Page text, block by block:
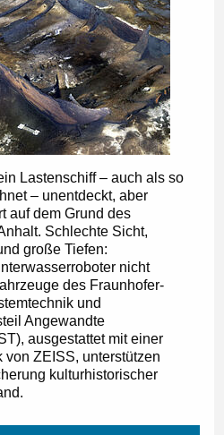
Lastenschiff – auch als so
– unentdeckt, aber
auf dem Grund des
Schlechte Sicht,
große Tiefen:
nicht
des Fraunhofer-
und
Angewandte
ausgestattet mit einer
ZEISS, unterstützen
kulturhistorischer